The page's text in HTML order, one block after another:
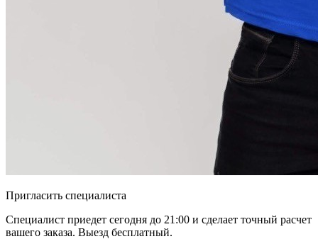
Пригласить специалиста
Специалист приедет сегодня до 21:00 и сделает точный расчет
вашего заказа. Выезд бесплатный.